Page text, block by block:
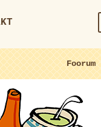
Foorum